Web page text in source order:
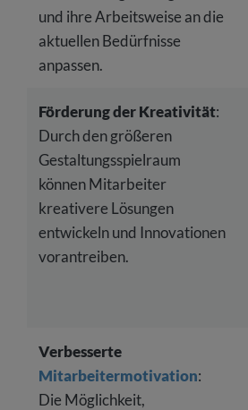
und ihre Arbeitsweise an die
aktuellen Bedürfnisse
anpassen.
Förderung der Kreativität:
Durch den größeren
Gestaltungsspielraum
können Mitarbeiter
kreativere Lösungen
entwickeln und Innovationen
vorantreiben.
Verbesserte
Mitarbeitermotivation:
Die Möglichkeit,